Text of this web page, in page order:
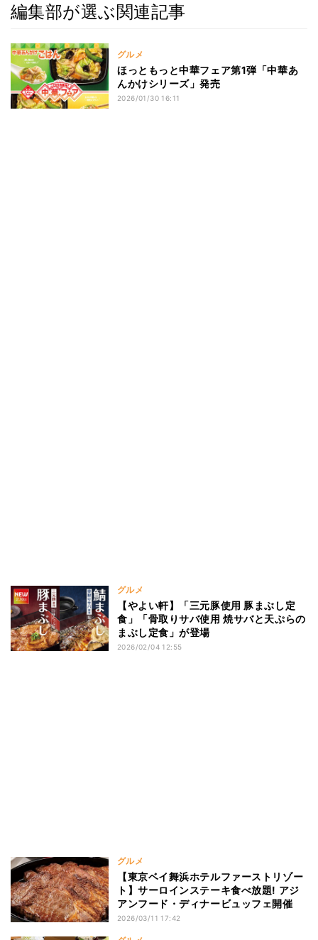
編集部が選ぶ関連記事
グルメ
ほっともっと中華フェア第1弾「中華あ
んかけシリーズ」発売
2026/01/30 16:11
グルメ
【やよい軒】「三元豚使用 豚まぶし定
食」「骨取りサバ使用 焼サバと天ぷらの
まぶし定食」が登場
2026/02/04 12:55
グルメ
【東京ベイ舞浜ホテルファーストリゾー
ト】サーロインステーキ食べ放題! アジ
アンフード・ディナービュッフェ開催
2026/03/11 17:42